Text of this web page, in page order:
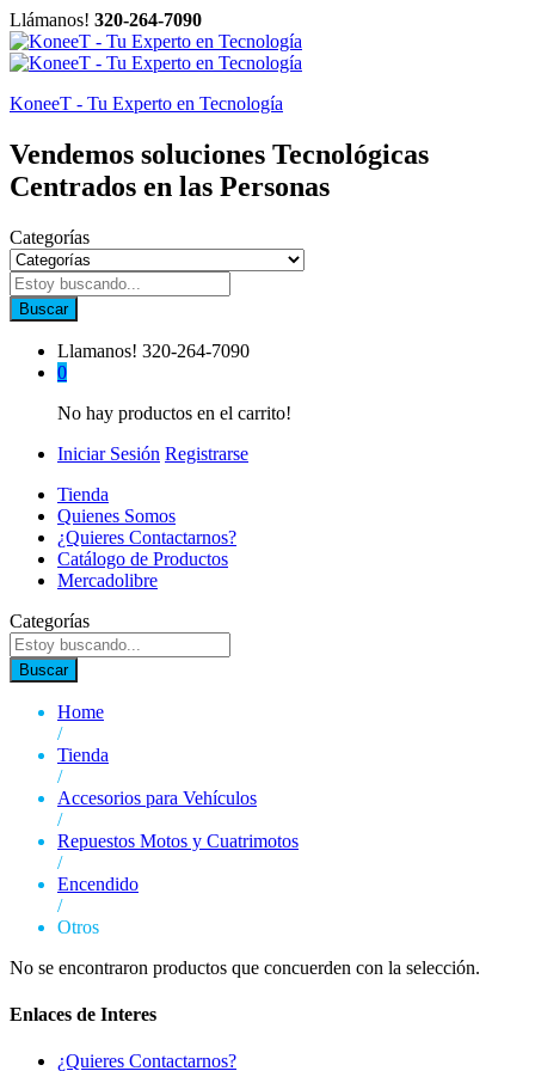
Llámanos! 320-264-7090
KoneeT - Tu Experto en Tecnología
Vendemos soluciones Tecnológicas
Centrados en las Personas
Categorías
Buscar
Llamanos! 320-264-7090
0
No hay productos en el carrito!
Iniciar Sesión Registrarse
Tienda
Quienes Somos
¿Quieres Contactarnos?
Catálogo de Productos
Mercadolibre
Categorías
Buscar
Home
/
Tienda
/
Accesorios para Vehículos
/
Repuestos Motos y Cuatrimotos
/
Encendido
/
Otros
No se encontraron productos que concuerden con la selección.
Enlaces de Interes
¿Quieres Contactarnos?